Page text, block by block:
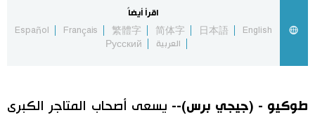
Русский
اليابان في فيديو
اقرأ أيضاً
English
日本語
简体字
繁體字
Français
Español
العربية
Русский
طوكيو - (جيجي برس)-- يسعى أصحاب المتاجر الكبرى